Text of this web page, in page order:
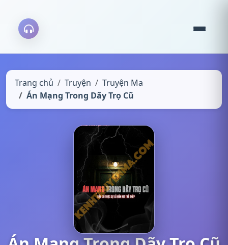
Trang chủ Truyện
Truyện Ma
Án Mạng Trong Dãy Trọ Cũ